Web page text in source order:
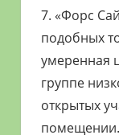
7. «Форс
подобных
умеренная
группе
открытых